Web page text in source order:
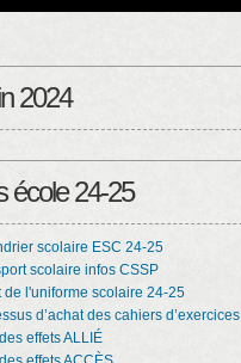
2024
école 24-25
scolaire ESC 24-25
scolaire infos CSSP
de l'uniforme scolaire 24-25
d’achat des cahiers d’exercices
effets ALLIÉ